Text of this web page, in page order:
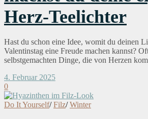
Herz-Teelichter
Hast du schon eine Idee, womit du deinen
Valentinstag eine Freude machen kannst?
selbstgemachten Dinge, die von Herzen
4. Februar 2025
0
Do It Yourself/ Filz/ Winter